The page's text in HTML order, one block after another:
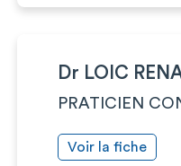
Dr LOIC
PRATICIEN
Voir la fiche